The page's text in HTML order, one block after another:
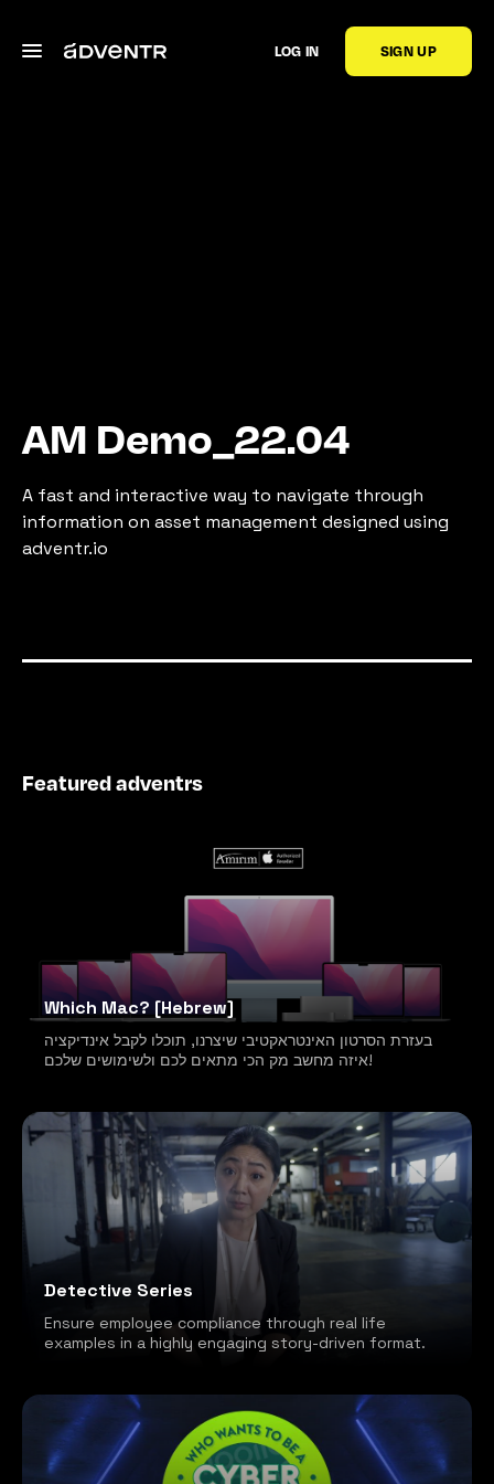
LOG IN SIGN UP
AM Demo_22.04
A fast and interactive way to navigate through
information on asset management designed using
adventr.io
Featured adventrs
Which Mac? [Hebrew]
בעזרת הסרטון האינטראקטיבי שיצרנו, תוכלו לקבל אינדיקציה
איזה מחשב מק הכי מתאים לכם ולשימושים שלכם!
Detective Series
Ensure employee compliance through real life
examples in a highly engaging story-driven format.